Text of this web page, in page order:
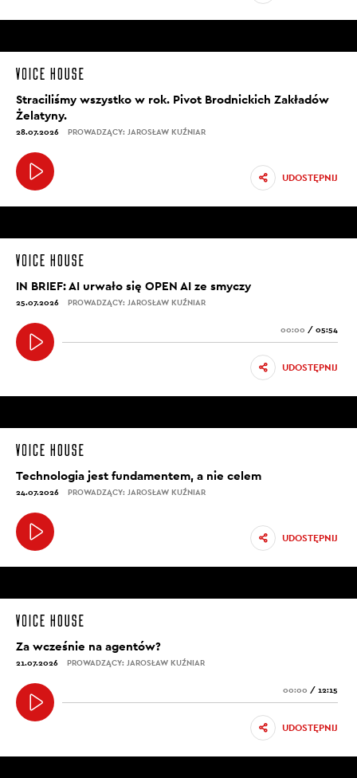
Straciliśmy wszystko w rok. Pivot Brodnickich Zakładów
Żelatyny.
28.07.2026 PROWADZĄCY: JAROSŁAW KUŹNIAR
UDOSTĘPNIJ
IN BRIEF: AI urwało się OPEN AI ze smyczy
25.07.2026 PROWADZĄCY: JAROSŁAW KUŹNIAR
00:00 / 05:54
UDOSTĘPNIJ
Technologia jest fundamentem, a nie celem
24.07.2026 PROWADZĄCY: JAROSŁAW KUŹNIAR
UDOSTĘPNIJ
Za wcześnie na agentów?
21.07.2026 PROWADZĄCY: JAROSŁAW KUŹNIAR
00:00 / 12:15
UDOSTĘPNIJ